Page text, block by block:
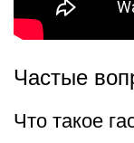
Частые
Что такое